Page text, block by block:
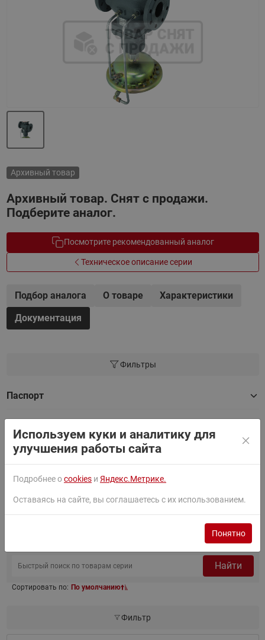
Архивный товар
Архивный товар. Снят с продажи.
Подберите аналог.
Посмотрите рекомендованный аналог
Техническое описание серии
Подбор аналога О товаре
Характеристики
Документация
Фильтры
Паспорт
Руководство
Сертификат
Товары серии
Найти
Сортировать по: По умолчанию
Фильтр
Используем куки и аналитику для
улучшения работы сайта
Подробнее оcookies и Яндекс.Метрике.
Оставаясь на сайте, вы соглашаетесь с их использованием.
Понятно